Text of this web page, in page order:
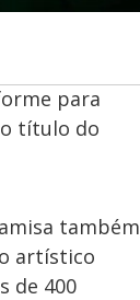
para
título do
também
artístico
de 400